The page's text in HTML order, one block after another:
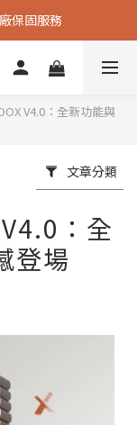
饋 👉 立即加入
保固服務
回饋 👉 立即加入
V4.0：全新功能與
文章分類
：全
登場